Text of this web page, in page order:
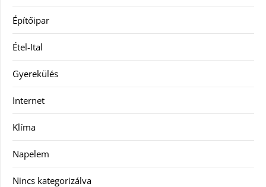
Építőipar
Étel-Ital
Gyerekülés
Internet
Klíma
Napelem
Nincs kategorizálva